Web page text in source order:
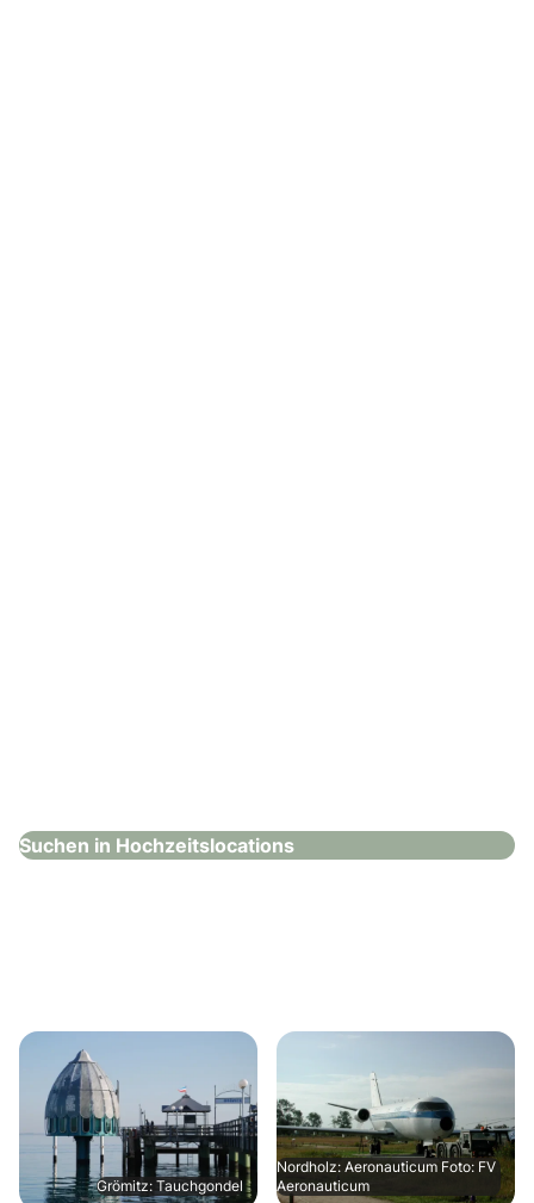
Suchen in Hochzeitslocations
Grömitz: Tauchgondel
Nordholz: Aeronauticum Foto: FV
Aeronauticum